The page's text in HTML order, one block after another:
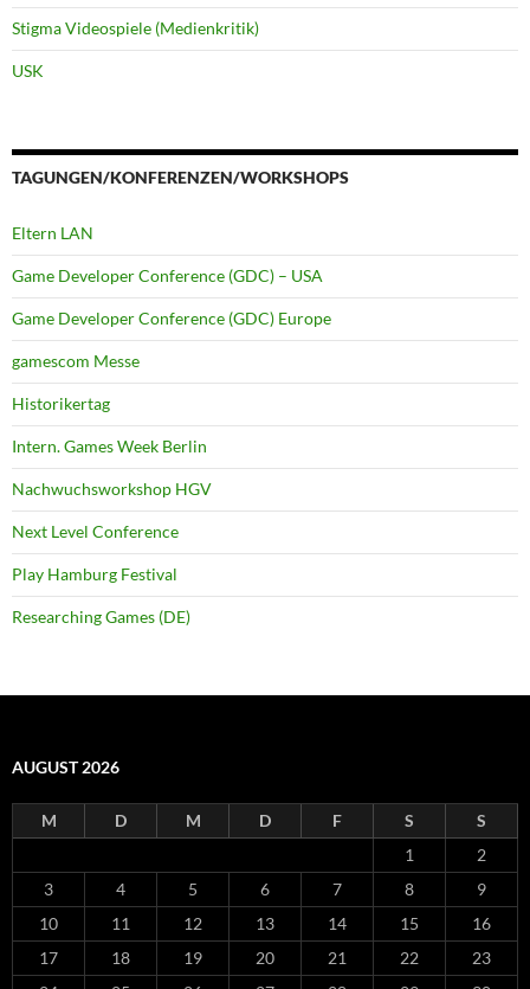
Stigma Videospiele (Medienkritik)
USK
TAGUNGEN/KONFERENZEN/WORKSHOPS
Eltern LAN
Game Developer Conference (GDC) – USA
Game Developer Conference (GDC) Europe
gamescom Messe
Historikertag
Intern. Games Week Berlin
Nachwuchsworkshop HGV
Next Level Conference
Play Hamburg Festival
Researching Games (DE)
AUGUST 2026
M D M D F S
S
1
2
3
4 5 6 7 8
9
10
11 12 13 14 15
16
17
18 19 20 21 22
23